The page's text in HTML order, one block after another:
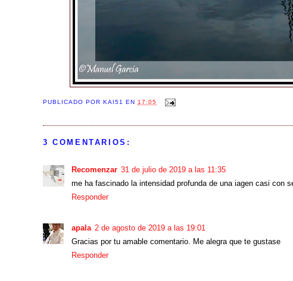
PUBLICADO POR KAI51 EN17:05
3 COMENTARIOS:
Recomenzar 31 de julio de 2019 a las 11:35
me ha fascinado la intensidad profunda de una iagen casi con
Responder
apala 2 de agosto de 2019 a las 19:01
Gracias por tu amable comentario. Me alegra que te gustase
Responder